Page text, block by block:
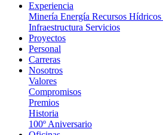
Experiencia
Minería Energía Recursos Hídricos
Infraestructura Servicios
Proyectos
Personal
Carreras
Nosotros
Valores
Compromisos
Premios
Historia
100º Aniversario